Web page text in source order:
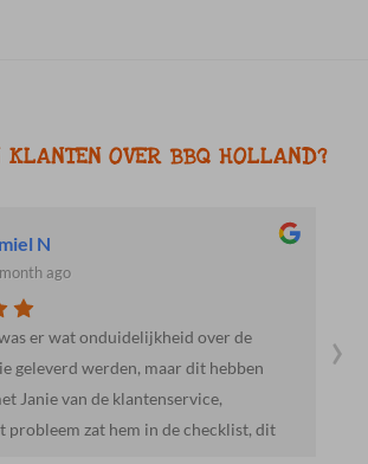
KLANTEN OVER BBQ HOLLAND?
R.
month ago
en behulpzaam. Mooie en lekkere
gaan hier zeker vaker heen.
›